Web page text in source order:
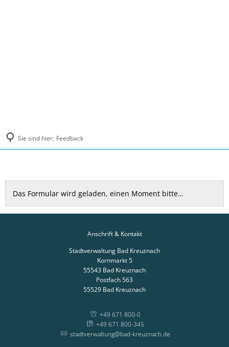
Sie sind hier: Feedback
Feedback
Das Formular wird geladen, einen Moment bitte…
Anschrift & Kontakt
Stadtverwaltung Bad Kreuznach
Kornmarkt 5
55543 Bad Kreuznach
Postfach 563
55529 Bad Kreuznach
+49 671 800-0
+49 671 800-345
stadtverwaltung@bad-kreuznach.de